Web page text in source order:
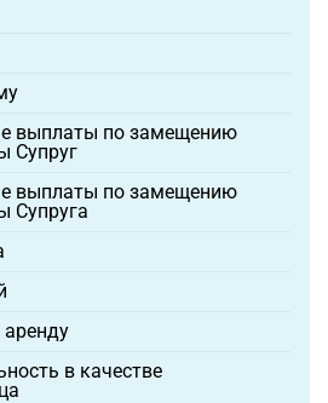
выплаты по замещению
Супруг
выплаты по замещению
Супруга
в качестве